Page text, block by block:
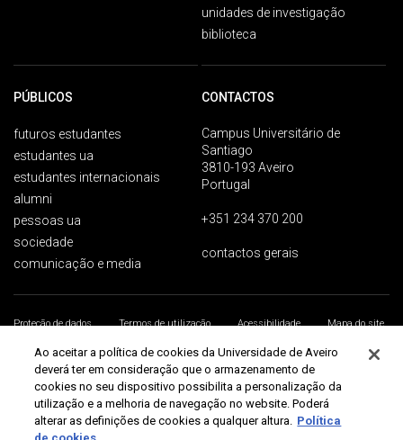
unidades de investigação
biblioteca
PÚBLICOS
futuros estudantes
estudantes ua
estudantes internacionais
alumni
pessoas ua
sociedade
comunicação e media
CONTACTOS
Campus Universitário de
Santiago
3810-193 Aveiro
Portugal
+351 234 370 200
contactos gerais
Proteção de dados Termos de utilização Acessibilidade
Mapa do site
Universidade de Aveiro 2026
Ao aceitar a política de cookies da Universidade de Aveiro
deverá ter em consideração que o armazenamento de
cookies no seu dispositivo possibilita a personalização da
utilização e a melhoria de navegação no website. Poderá
alterar as definições de cookies a qualquer altura. Política